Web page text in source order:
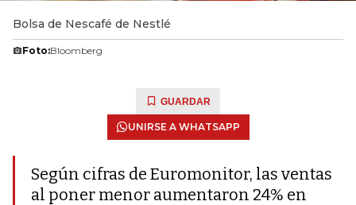
Bolsa de Nescafé de Nestlé
Foto:Bloomberg
GUARDAR
UNIRSE A WHATSAPP
Según cifras de Euromonitor, las ventas
al poner menor aumentaron 24% en